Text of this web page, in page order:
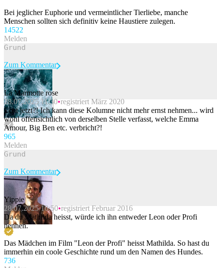
Bei jeglicher Euphorie und vermeintlicher Tierliebe, manche
Menschen sollten sich definitiv keine Haustiere zulegen.
14522
Melden
Beitrag melden
Zum Kommentar
La Marmotte rose
28.07.2025 11:30 registriert März 2020
Echt jetzt?! Ich kann diese Kolumne nicht mehr ernst nehmen... wird
wohl offensichtlich von derselben Stelle verfasst, welche Emma
Amour, Big Ben etc. verbricht?!
965
Melden
Beitrag melden
Zum Kommentar
Yippie
28.07.2025 10:50 registriert Februar 2016
Da du Mathilda heisst, würde ich ihn entweder Leon oder Profi
nennen.
Das Mädchen im Film "Leon der Profi" heisst Mathilda. So hast du
immerhin ein coole Geschichte rund um den Namen des Hundes.
736